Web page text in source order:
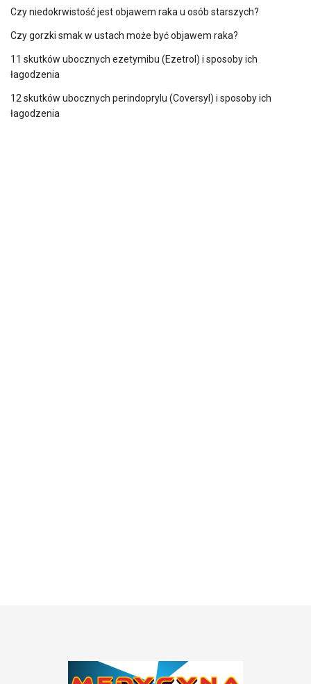
Czy niedokrwistość jest objawem raka u osób starszych?
Czy gorzki smak w ustach może być objawem raka?
11 skutków ubocznych ezetymibu (Ezetrol) i sposoby ich
łagodzenia
12 skutków ubocznych perindoprylu (Coversyl) i sposoby ich
łagodzenia